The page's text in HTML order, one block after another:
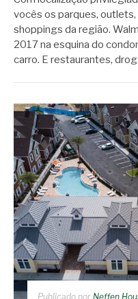
vocês os parques,
shoppings da região.
2017 na esquina do
carro. E restaurantes,
Publicado por Neffen